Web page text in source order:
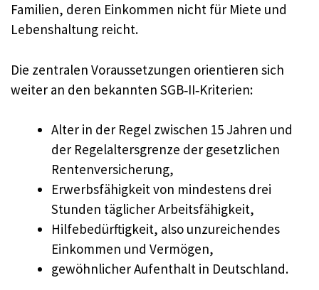
Familien, deren Einkommen nicht für Miete und
Lebenshaltung reicht.
Die zentralen Voraussetzungen orientieren sich
weiter an den bekannten SGB‑II‑Kriterien:
Alter in der Regel zwischen 15 Jahren und
der Regelaltersgrenze der gesetzlichen
Rentenversicherung,
Erwerbsfähigkeit von mindestens drei
Stunden täglicher Arbeitsfähigkeit,
Hilfebedürftigkeit, also unzureichendes
Einkommen und Vermögen,
gewöhnlicher Aufenthalt in Deutschland.